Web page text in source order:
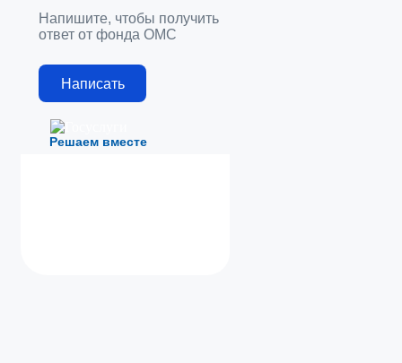
Решаем вместе
Напишите, чтобы получить
ответ от фонда ОМС
Написать